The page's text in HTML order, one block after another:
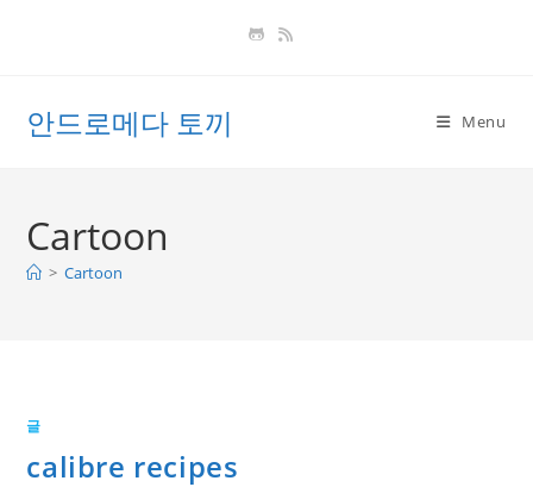
안드로메다 토끼 Menu
Cartoon
> Cartoon
글
calibre recipes